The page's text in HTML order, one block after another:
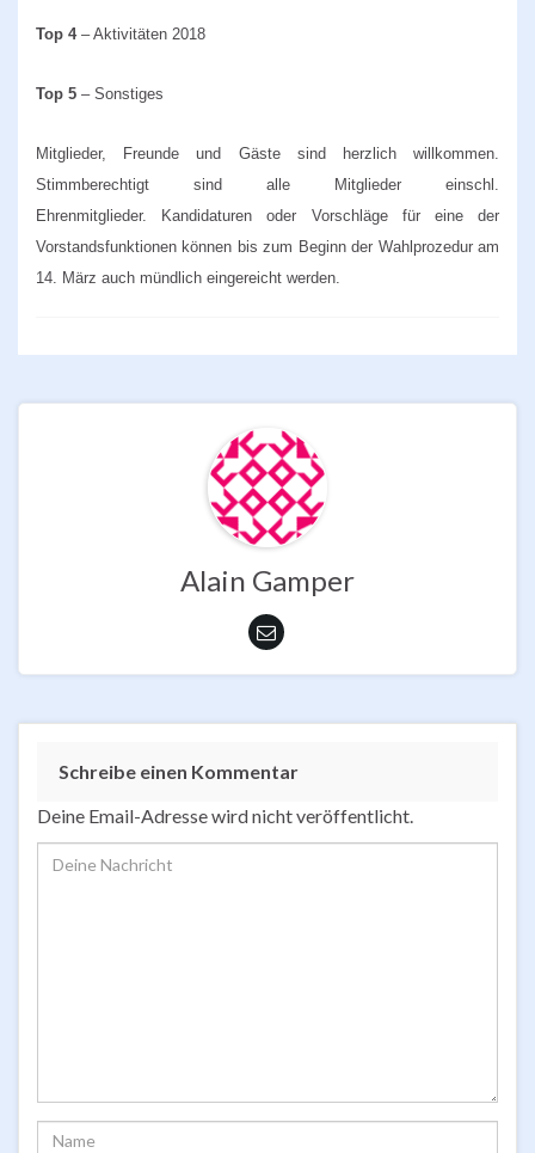
Top 4– Aktivitäten 2018
Top 5 – Sonstiges
Mitglieder, Freunde und Gäste sind herzlich willkommen.
Stimmberechtigt sind alle Mitglieder einschl.
Ehrenmitglieder.
Kandidaturen oder Vorschläge für eine der
Vorstandsfunktionen können bis zum Beginn der Wahlprozedur am
14 . März auch mündlich eingereicht werden.
Alain Gamper
Schreibe einen Kommentar
Deine Email-Adresse wird nicht veröffentlicht.